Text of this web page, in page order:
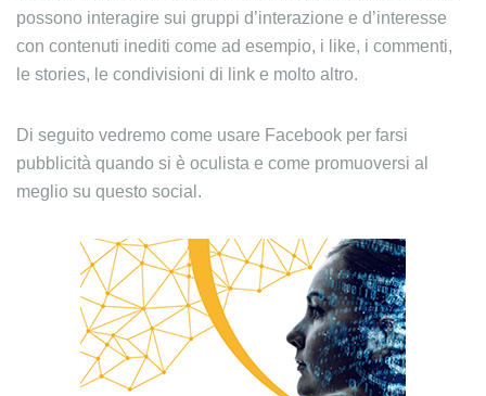
possono interagire sui gruppi d’interazione e d’interesse
con contenuti inediti come ad esempio, i like, i commenti,
le stories, le condivisioni di link e molto altro.
Di seguito vedremo come usare Facebook per farsi
pubblicità quando si è oculista e come promuoversi al
meglio su questo social.